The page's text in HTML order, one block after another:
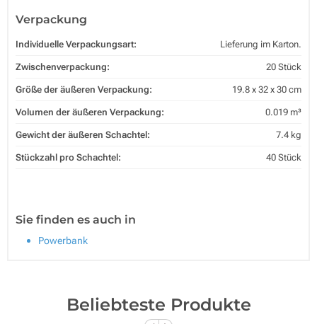
Verpackung
Individuelle Verpackungsart: Lieferung im Karton.
Zwischenverpackung: 20 Stück
Größe der äußeren Verpackung: 19.8 x 32 x 30 cm
Volumen der äußeren Verpackung: 0.019 m³
Gewicht der äußeren Schachtel: 7.4 kg
Stückzahl pro Schachtel: 40 Stück
Sie finden es auch in
Powerbank
Beliebteste Produkte